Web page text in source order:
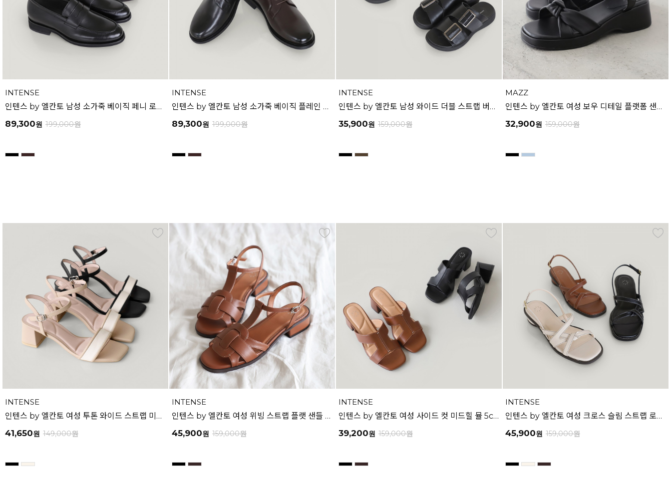
INTENSE
인텐스 by 엘칸토 남성 소가죽 베이직 페니 로퍼 3cm LCMD99I639
89,300원 199,000원
INTENSE
인텐스 by 엘칸토 남성 소가죽 베이직 플레인 더비 드레스 3cm LCMD88I639
89,300원 199,000원
INTENSE
인텐스 by 엘칸토 남성 와이드 더블 스트랩 버클 슬라이드 3.5cm LCMW62I626
35,900원 159,000원
MAZZ
인텐스 by 엘칸토 여성 보우 디테일 플랫폼 샌들 5cm LCWW45I626
32,900원 159,000원
INTENSE
인텐스 by 엘칸토 여성 투톤 와이드 스트랩 미드힐 샌들 5cm LCWW00I626
41,650원 149,000원
INTENSE
인텐스 by 엘칸토 여성 위빙 스트랩 플랫 샌들 2.5cm LCWW05I626
45,900원 159,000원
INTENSE
인텐스 by 엘칸토 여성 사이드 컷 미드힐 뮬 5cm LCWW03I626
39,200원 159,000원
INTENSE
인텐스 by 엘칸토 여성 크로스 슬림 스트랩 로우 힐 샌들 3cm LCWW06I626
45,900원 159,000원